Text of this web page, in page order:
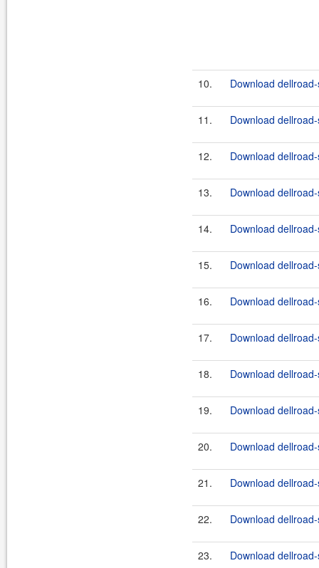
10. Download
11. Download
12. Download
13. Download
14. Download
15. Download
16. Download
17. Download
18. Download
19. Download
20. Download
21. Download
22. Download
23. Download